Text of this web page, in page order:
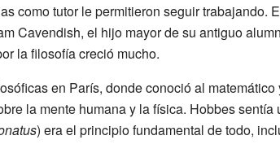
como tutor le permitieron seguir trabajando.
Cavendish, el hijo mayor de su antiguo
la filosofía creció mucho.
en París, donde conoció al matemático
la mente humana y la física. Hobbes sentía
) era el principio fundamental de todo,